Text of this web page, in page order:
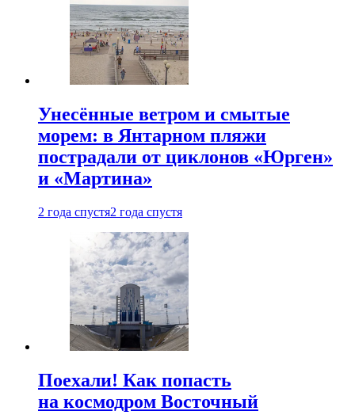
Унесённые ветром и смытые
морем: в Янтарном пляжи
пострадали от циклонов «Юрген»
и «Мартина»
2 года спустя2 года спустя
Поехали! Как попасть
на космодром Восточный